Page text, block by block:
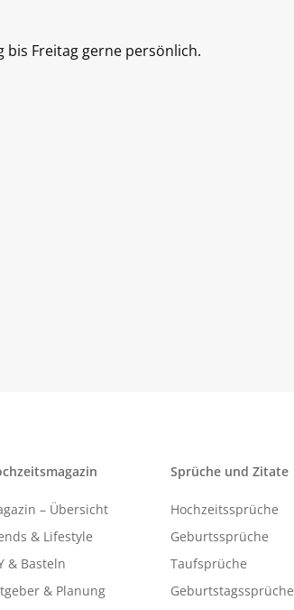
bis Freitag gerne persönlich.
– Übersicht
& Lifestyle
& Basteln
& Planung
Sprüche und Zitate
Hochzeitssprüche
Geburtssprüche
Taufsprüche
Geburtstagssprüche